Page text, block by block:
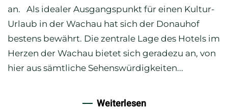
an. Als idealer Ausgangspunkt für einen Kultur-
Urlaub in der Wachau hat sich der Donauhof
bestens bewährt. Die zentrale Lage des Hotels im
Herzen der Wachau bietet sich geradezu an, von
hier aus sämtliche Sehenswürdigkeiten...
Weiterlesen